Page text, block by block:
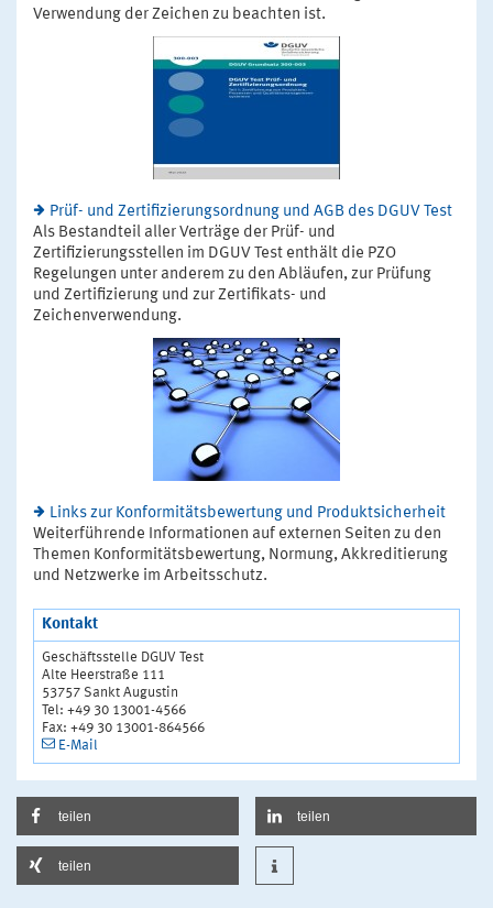
Verwendung der Zeichen zu beachten ist.
Prüf- und Zertifizierungsordnung und AGB des DGUV Test
Als Bestandteil aller Verträge der Prüf- und
Zertifizierungsstellen im DGUV Test enthält die PZO
Regelungen unter anderem zu den Abläufen, zur Prüfung
und Zertifizierung und zur Zertifikats- und
Zeichenverwendung.
Links zur Konformitätsbewertung und Produktsicherheit
Weiterführende Informationen auf externen Seiten zu den
Themen Konformitätsbewertung, Normung, Akkreditierung
und Netzwerke im Arbeitsschutz.
Kontakt
Geschäftsstelle DGUV Test
Alte Heerstraße 111
53757 Sankt Augustin
Tel: +49 30 13001-4566
Fax: +49 30 13001-864566
E-Mail
teilen teilen
teilen